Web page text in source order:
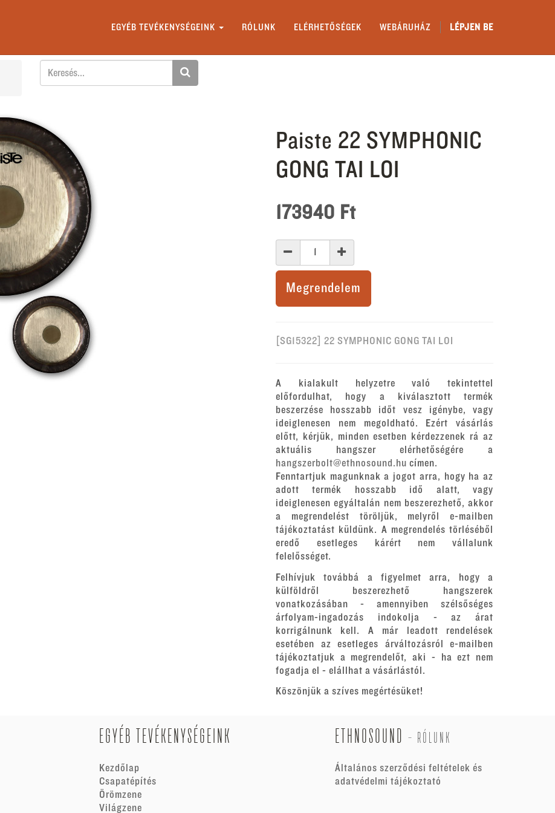
EGYÉB TEVÉKENYSÉGEINK RÓLUNK ELÉRHETŐSÉGEK WEBÁRUHÁZ LÉPJEN BE
Paiste 22 SYMPHONIC
GONG TAI LOI
173940 Ft
Megrendelem
[SG15322] 22 SYMPHONIC GONG TAI LOI
A kialakult helyzetre való tekintettel
előfordulhat, hogy a kiválasztott termék
beszerzése hosszabb időt vesz igénybe, vagy
ideiglenesen nem megoldható. Ezért vásárlás
előtt, kérjük, minden esetben kérdezzenek rá az
aktuális hangszer elérhetőségére a
hangszerbolt@ethnosound.hu címen.
Fenntartjuk magunknak a jogot arra, hogy ha az
adott termék hosszabb idő alatt, vagy
ideiglenesen egyáltalán nem beszerezhető, akkor
a megrendelést töröljük, melyről e-mailben
tájékoztatást küldünk. A megrendelés törléséből
eredő esetleges kárért nem vállalunk
felelősséget.
Felhívjuk továbbá a figyelmet arra, hogy a
külföldről beszerezhető hangszerek
vonatkozásában - amennyiben szélsőséges
árfolyam-ingadozás indokolja - az árat
korrigálnunk kell. A már leadott rendelések
esetében az esetleges árváltozásról e-mailben
tájékoztatjuk a megrendelőt, aki - ha ezt nem
fogadja el - elállhat a vásárlástól.
Köszönjük a szíves megértésüket!
EGYÉB TEVÉKENYSÉGEINK
Kezdőlap
Csapatépítés
Örömzene
Világzene
ETHNOSOUND - RÓLUNK
Általános szerződési feltételek és
adatvédelmi tájékoztató